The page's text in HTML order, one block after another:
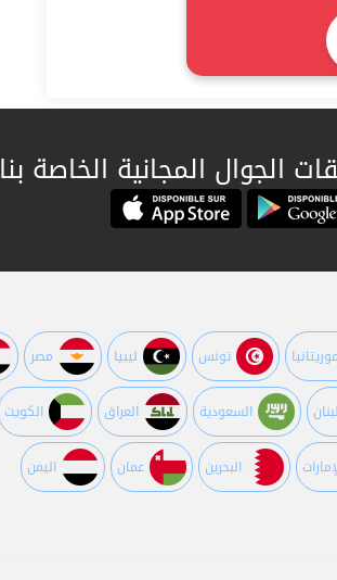
الجوال المجانية الخاصة بنا
موريتانيا تونس ليبيا مصر
لبنان السعودية العراق الكويت
البحرين عمان اليمن